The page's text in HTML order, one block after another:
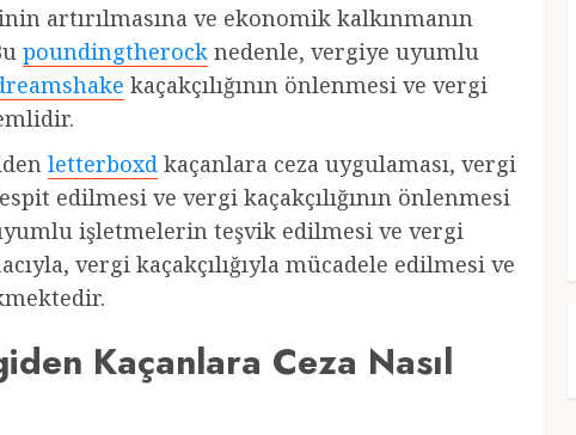
artırılmasına ve ekonomik kalkınmanın
poundingtherock nedenle, vergiye uyumlu
kaçakçılığının önlenmesi ve vergi
letterboxd kaçanlara ceza uygulaması, vergi
edilmesi ve vergi kaçakçılığının önlenmesi
işletmelerin teşvik edilmesi ve vergi
vergi kaçakçılığıyla mücadele edilmesi ve
Kaçanlara Ceza Nasıl